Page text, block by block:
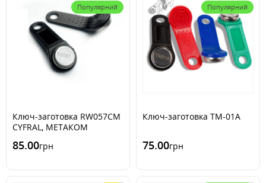
Популярний
Ключ-заготовка RW057CM
CYFRAL, МЕТАКОМ
85.00грн
Популярний
Ключ-заготовка TM-01A
75.00грн